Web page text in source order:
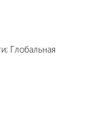
Глобальная